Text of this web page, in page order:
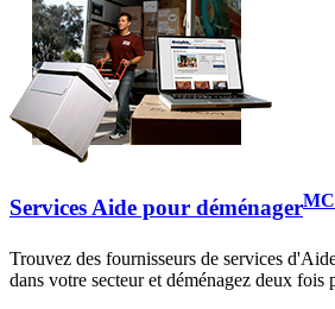
Services Aide pour déménagerMC
Trouvez des fournisseurs de services
dans votre secteur et déménagez deux fois